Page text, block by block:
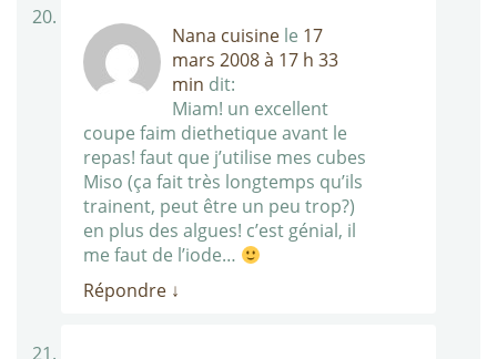
Nana cuisine le 17
mars 2008 à 17 h 33
min dit:
Miam! un excellent
coupe faim diethetique avant le
repas! faut que j’utilise mes cubes
Miso (ça fait très longtemps qu’ils
trainent, peut être un peu trop?)
en plus des algues! c’est génial, il
me faut de l’iode…
Répondre ↓